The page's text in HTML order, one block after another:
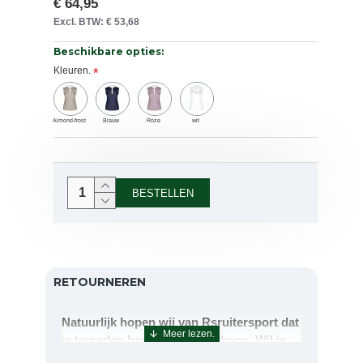
€ 64,95
Excl. BTW: € 53,68
Beschikbare opties:
Kleuren.
Almond-frost Blauw Roze wit
BESTELLEN
RETOURNEREN
Natuurlijk hopen wij van Rsruitersport dat
je tevreden bent met uw aankoop. Wil je